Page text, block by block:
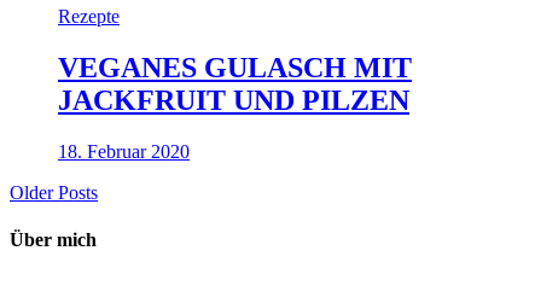
Rezepte
VEGANES GULASCH MIT
JACKFRUIT UND PILZEN
18. Februar 2020
Older Posts
Über mich